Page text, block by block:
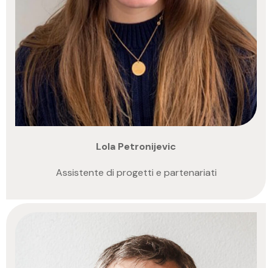
Lola Petronijevic
Assistente di progetti e partenariati